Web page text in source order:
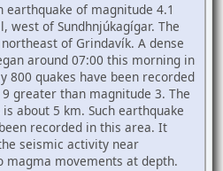
earthquake of magnitude 4.1
west of Sundhnjúkagígar. The
of Grindavík. A dense
around 07:00 this morning in
800 quakes have been recorded
greater than magnitude 3. The
about 5 km. Such earthquake
recorded in this area. It
seismic activity near
magma movements at depth.